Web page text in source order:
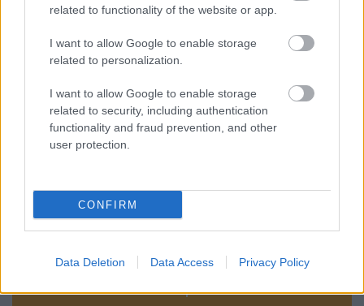
related to functionality of the website or app.
I want to allow Google to enable storage
related to personalization.
I want to allow Google to enable storage
related to security, including authentication
functionality and fraud prevention, and other
user protection.
CONFIRM
Data Deletion Data Access Privacy Policy
Etyek tizedszer
Szólj hozzá!